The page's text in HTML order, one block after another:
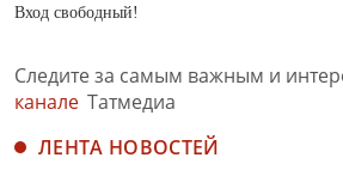
Вход свободный!
Следите за самым важным и
канале Татмедиа
ЛЕНТА НОВОСТЕЙ